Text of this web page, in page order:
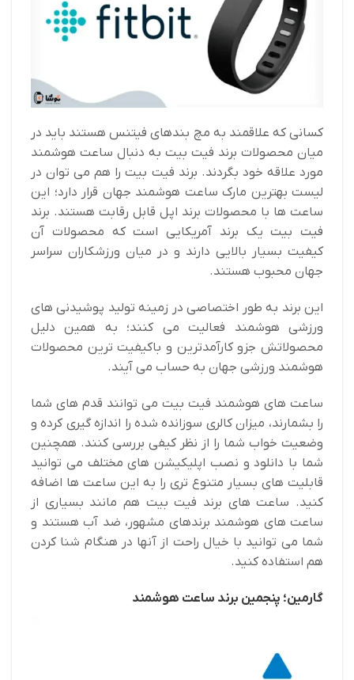
کسانی که علاقمند به مچ بندهای فیتنس هستند باید در
میان محصولات برند فیت بیت به دنبال ساعت هوشمند
مورد علاقه خود بگردند. برند فیت بیت را هم می توان در
لیست بهترین مارک ساعت هوشمند جهان قرار دارد؛ این
ساعت ها با محصولات برند اپل قابل رقابت هستند. برند
فیت بیت یک برند آمریکایی است که محصولات آن
کیفیت بسیار بالایی دارند و در میان ورزشکاران سراسر
جهان محبوب هستند.
این برند به طور اختصاصی در زمینه تولید پوشیدنی‌ های
ورزشی هوشمند فعالیت می کنند؛ به همین دلیل
محصولاتش جزو کارآمدترین و باکیفیت ترین محصولات
هوشمند ورزشی جهان به حساب می آیند.
ساعت های هوشمند فیت بیت می توانند قدم های شما
را بشمارند، میزان کالری سوزانده شده را اندازه گیری کرده و
وضعیت خواب شما را از نظر کیفی بررسی کنند. همچنین
شما با دانلود و نصب اپلیکیشن های مختلف می توانید
قابلیت های بسیار متنوع تری را به این ساعت ها اضافه
کنید. ساعت های برند فیت بیت هم مانند بسیاری از
ساعت های هوشمند برندهای مشهور، ضد آب هستند و
شما می توانید با خیال راحت از آنها در هنگام شنا کردن
هم استفاده کنید.
گارمین؛ پنجمین برند ساعت هوشمند